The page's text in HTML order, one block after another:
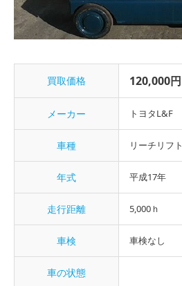
買取価格 120,000円
メーカー トヨタL&F
車種 リーチリフト
年式 平成17年
走行距離 5,000ｈ
車検 車検なし
車の状態